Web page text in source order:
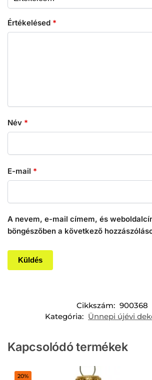
Értékelésed *
Név *
E-mail *
A nevem, e-mail címem, és
böngészőben a következő
Cikkszám: 900368
Kategória: Ünnepi újévi
Kapcsolódó termékek
20%